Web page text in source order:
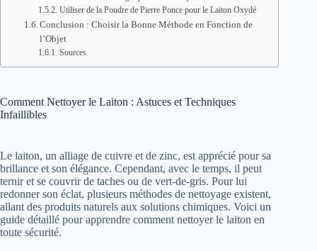
Utiliser de la Poudre de Pierre Ponce pour le Laiton Oxydé
Conclusion : Choisir la Bonne Méthode en Fonction de
l’Objet
Sources
Comment Nettoyer le Laiton : Astuces et Techniques
Infaillibles
Le laiton, un alliage de cuivre et de zinc, est apprécié pour sa
brillance et son élégance. Cependant, avec le temps, il peut
ternir et se couvrir de taches ou de vert-de-gris. Pour lui
redonner son éclat, plusieurs méthodes de nettoyage existent,
allant des produits naturels aux solutions chimiques. Voici un
guide détaillé pour apprendre comment nettoyer le laiton en
toute sécurité.